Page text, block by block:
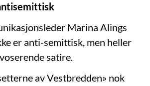
Marina Alings
er anti-semittisk, men heller
satire.
av Vestbredden» nok